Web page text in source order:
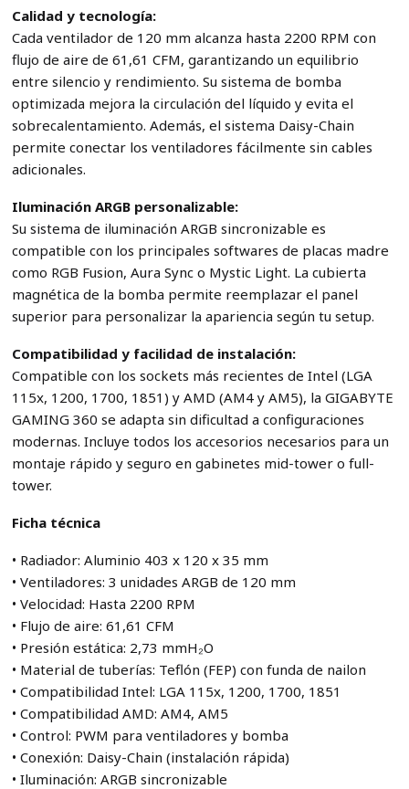
Calidad y tecnología:
Cada ventilador de 120 mm alcanza hasta 2200 RPM con
flujo de aire de 61,61 CFM, garantizando un equilibrio
entre silencio y rendimiento. Su sistema de bomba
optimizada mejora la circulación del líquido y evita el
sobrecalentamiento. Además, el sistema Daisy-Chain
permite conectar los ventiladores fácilmente sin cables
adicionales.
Iluminación ARGB personalizable:
Su sistema de iluminación ARGB sincronizable es
compatible con los principales softwares de placas madre
como RGB Fusion, Aura Sync o Mystic Light. La cubierta
magnética de la bomba permite reemplazar el panel
superior para personalizar la apariencia según tu setup.
Compatibilidad y facilidad de instalación:
Compatible con los sockets más recientes de Intel (LGA
115x, 1200, 1700, 1851) y AMD (AM4 y AM5), la GIGABYTE
GAMING 360 se adapta sin dificultad a configuraciones
modernas. Incluye todos los accesorios necesarios para un
montaje rápido y seguro en gabinetes mid-tower o full-
tower.
Ficha técnica
• Radiador: Aluminio 403 x 120 x 35 mm
• Ventiladores: 3 unidades ARGB de 120 mm
• Velocidad: Hasta 2200 RPM
• Flujo de aire: 61,61 CFM
• Presión estática: 2,73 mmH₂O
• Material de tuberías: Teflón (FEP) con funda de nailon
• Compatibilidad Intel: LGA 115x, 1200, 1700, 1851
• Compatibilidad AMD: AM4, AM5
• Control: PWM para ventiladores y bomba
• Conexión: Daisy-Chain (instalación rápida)
• Iluminación: ARGB sincronizable